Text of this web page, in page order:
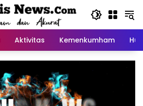
Aktivitas Kemenkumham